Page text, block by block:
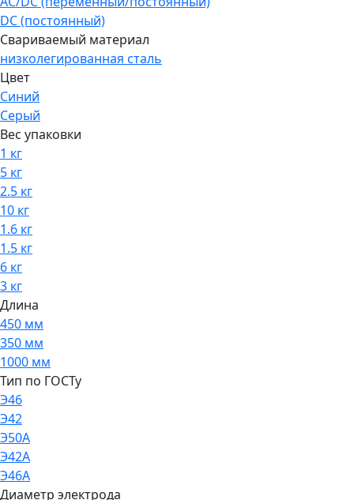
DC (постоянный)
Свариваемый материал
низколегированная сталь
Цвет
Синий
Серый
Вес упаковки
1 кг
5 кг
2.5 кг
10 кг
1.6 кг
1.5 кг
6 кг
3 кг
Длина
450 мм
350 мм
1000 мм
Тип по ГОСТу
Э46
Э42
Э50А
Э42А
Э46А
Диаметр электрода